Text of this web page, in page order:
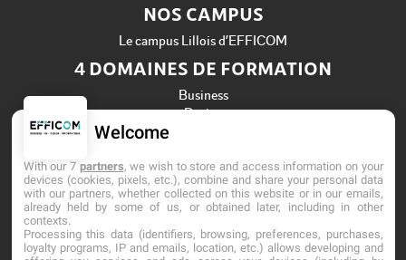
NOS CAMPUS
Le campus Lillois d’EFFICOM
4 DOMAINES DE FORMATION
Business
Design
Informatique
Établissement d'Enseignement Supérieur Privé Technique
Dernière mise à jour : Mai 2026
Welcome
With our 7 partners, we wish to store and access information on your
devices (cookies, pixels, etc.), combine and share your personal data
with our partners, whether collected on this website or in our emails,
already held by some of us, or obtained later, including in other
contexts.
Processing this data (identifiers, browsing, preferences, purchases,
loyalty programs, IP and emails, location, etc.) allows developing and